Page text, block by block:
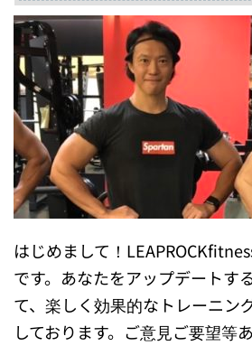
はじめまして！
です。あなたをアップデートす
て、楽しく効果的なトレーニン
しております。ご意見ご要望等